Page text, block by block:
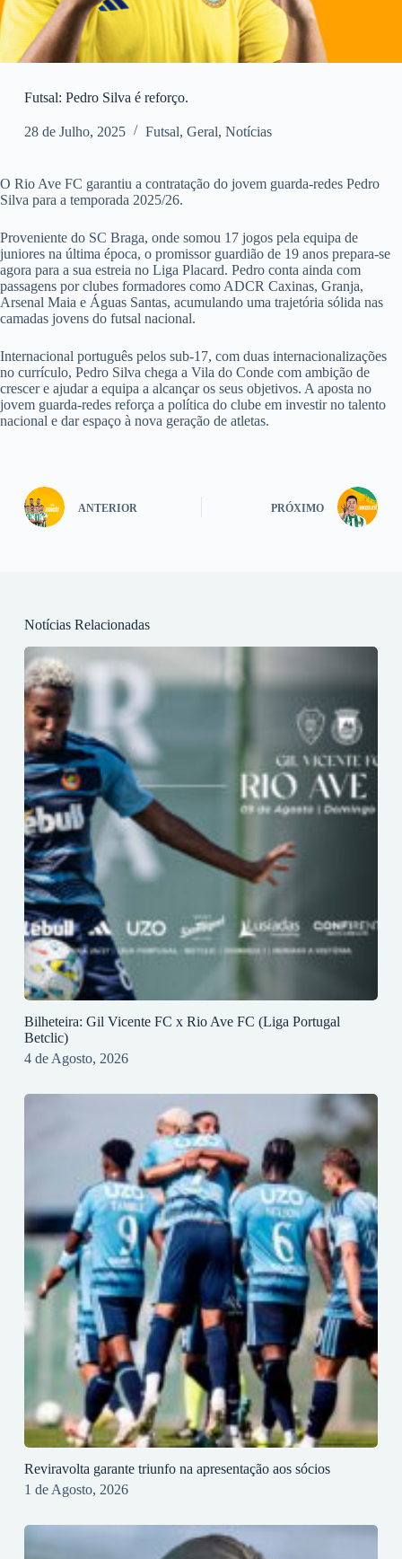
Futsal: Pedro Silva é reforço.
28 de Julho, 2025 Futsal, Geral, Notícias
O Rio Ave FC garantiu a contratação do jovem guarda-redes Pedro
Silva para a temporada 2025/26.
Proveniente do SC Braga, onde somou 17 jogos pela equipa de
juniores na última época, o promissor guardião de 19 anos prepara-se
agora para a sua estreia no Liga Placard. Pedro conta ainda com
passagens por clubes formadores como ADCR Caxinas, Granja,
Arsenal Maia e Águas Santas, acumulando uma trajetória sólida nas
camadas jovens do futsal nacional.
Internacional português pelos sub-17, com duas internacionalizações
no currículo, Pedro Silva chega a Vila do Conde com ambição de
crescer e ajudar a equipa a alcançar os seus objetivos. A aposta no
jovem guarda-redes reforça a política do clube em investir no talento
nacional e dar espaço à nova geração de atletas.
ANTERIOR PRÓXIMO
Notícias Relacionadas
Bilheteira: Gil Vicente FC x Rio Ave FC (Liga Portugal
Betclic)
4 de Agosto, 2026
Reviravolta garante triunfo na apresentação aos sócios
1 de Agosto, 2026